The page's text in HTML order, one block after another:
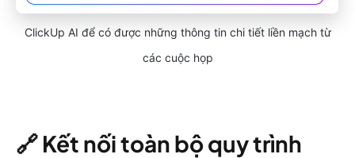
ClickUp AI để có được những thông tin chi tiết liền mạch từ
các cuộc họp
🔗 Kết nối toàn bộ quy trình